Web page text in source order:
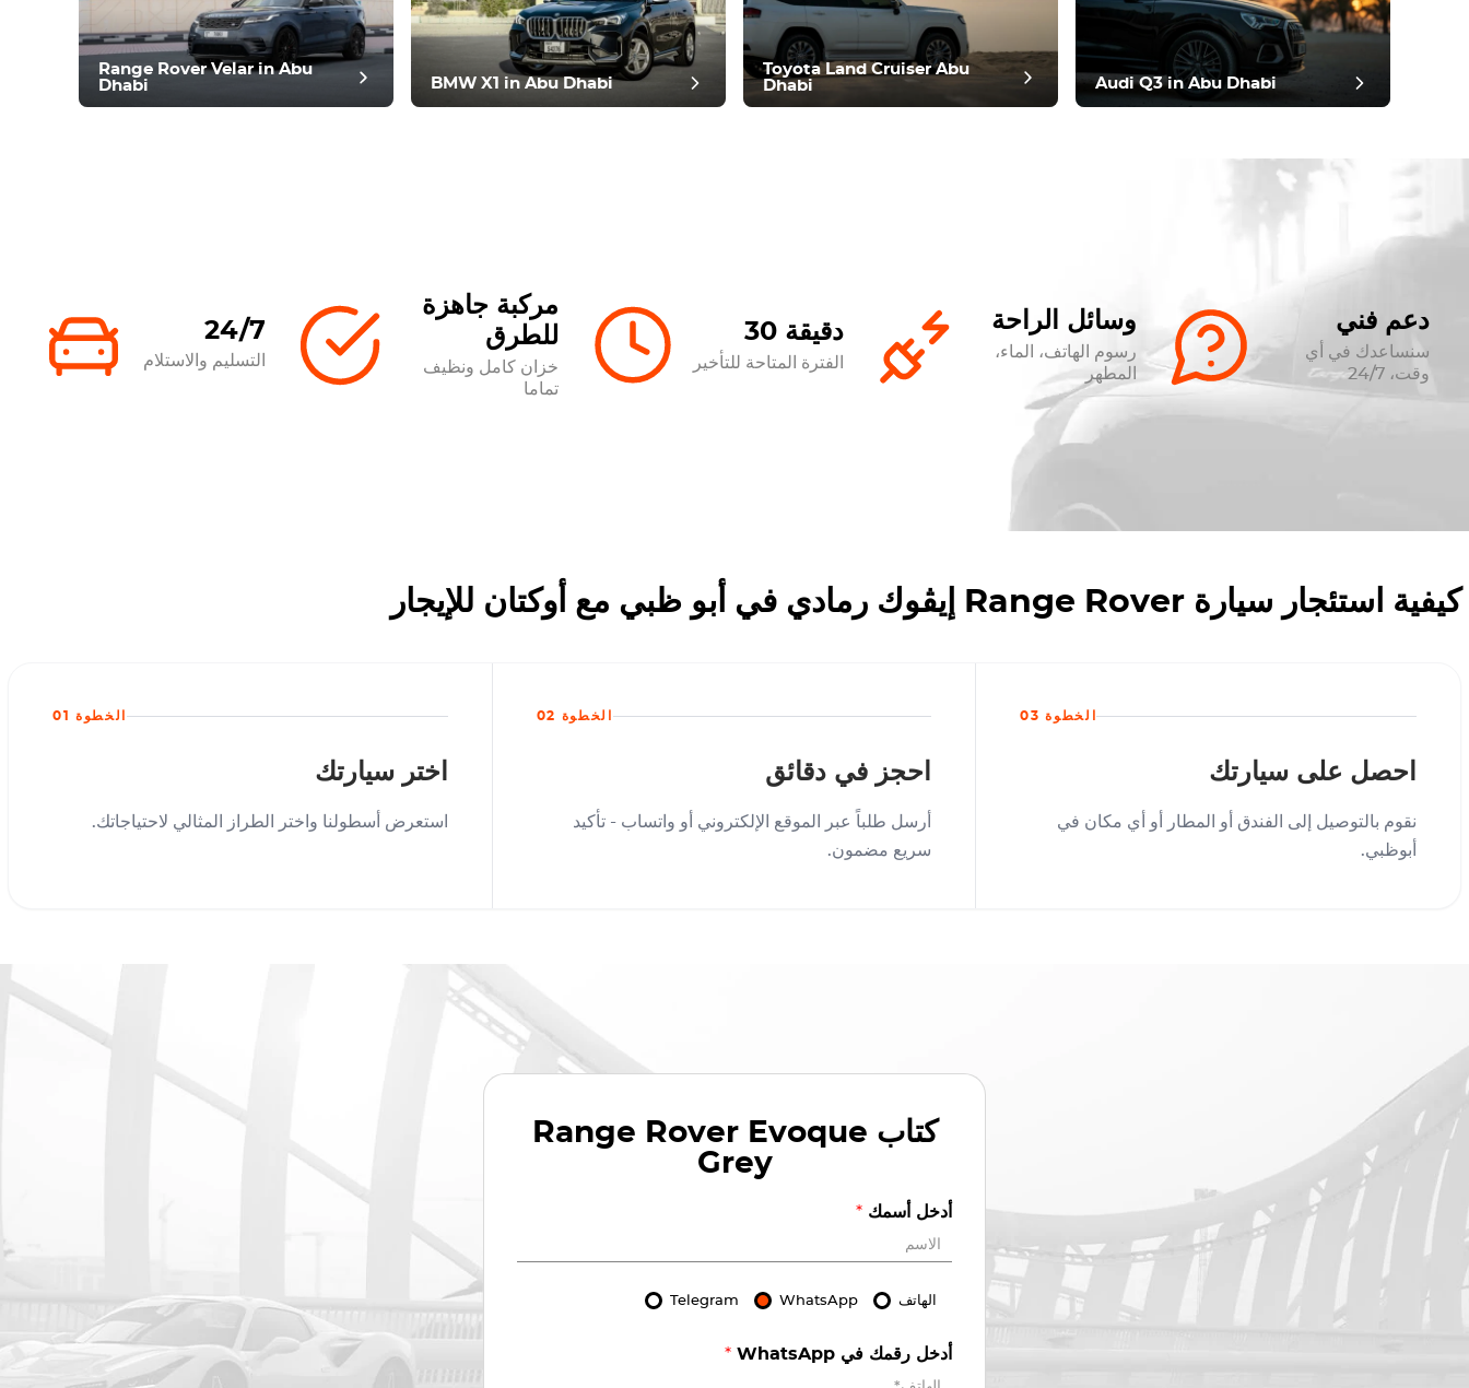
مراجعة آخر
Range Rover Velar in Abu
Dhabi
BMW X1 in Abu Dhabi
Toyota Land Cruiser Abu
Dhabi
Audi Q3 in Abu Dhabi
24/7
التسليم والاستلام
مركبة جاهزة
للطرق
خزان كامل ونظيف
تماما
30 دقيقة
الفترة المتاحة للتأخير
وسائل الراحة
رسوم الهاتف، الماء،
المطهر
دعم فني
سنساعدك في أي
وقت، 24/7
كيفية استئجار سيارة Range Rover إيڤوك رمادي في أبو ظبي مع أوكتان للإيجار
الخطوة 01
اختر سيارتك
استعرض أسطولنا واختر الطراز المثالي لاحتياجاتك.
الخطوة 02
احجز في دقائق
أرسل طلباً عبر الموقع الإلكتروني أو واتساب - تأكيد
سريع مضمون.
الخطوة 03
احصل على سيارتك
نقوم بالتوصيل إلى الفندق أو المطار أو أي مكان في
أبوظبي.
كتاب Range Rover Evoque
Grey
أدخل أسمك *
الهاتف WhatsApp
Telegram
أدخل رقمك في WhatsApp *